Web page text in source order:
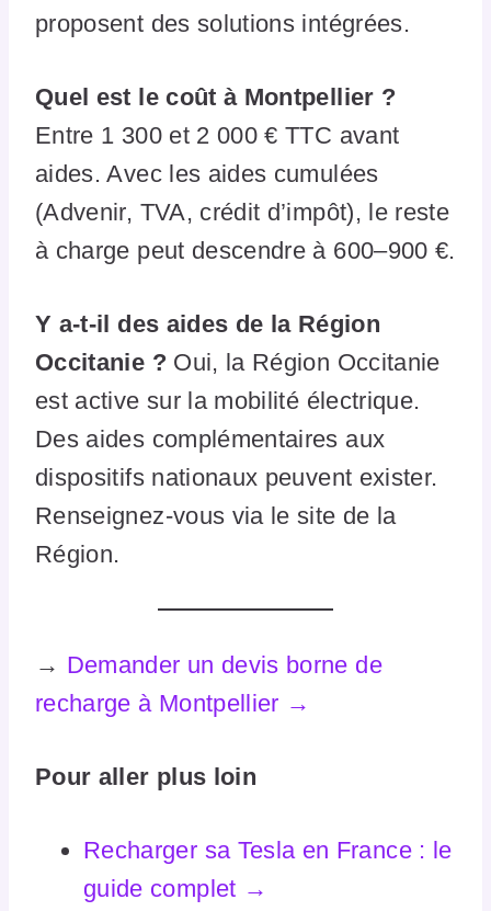
proposent des solutions intégrées.
Quel est le coût à Montpellier ?
Entre 1 300 et 2 000 € TTC avant
aides. Avec les aides cumulées
(Advenir, TVA, crédit d’impôt), le reste
à charge peut descendre à 600–900 €.
Y a-t-il des aides de la Région
Occitanie ? Oui, la Région Occitanie
est active sur la mobilité électrique.
Des aides complémentaires aux
dispositifs nationaux peuvent exister.
Renseignez-vous via le site de la
Région.
→ Demander un devis borne de
recharge à Montpellier →
Pour aller plus loin
Recharger sa Tesla en France : le
guide complet →